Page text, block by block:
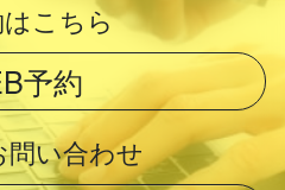
こちら
予約
い合わせ